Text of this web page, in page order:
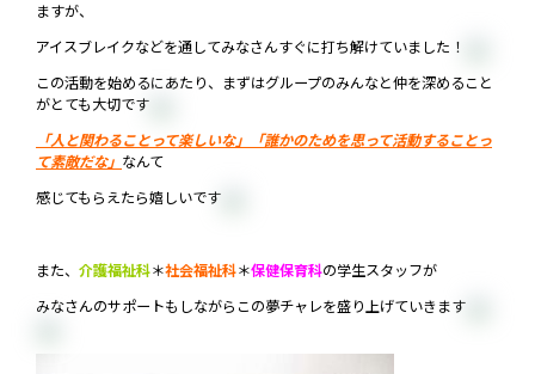
ますが、
アイスブレイクなどを通してみなさんすぐに打ち解けていました！
この活動を始めるにあたり、まずはグループのみんなと仲を深めること
がとても大切です
「人と関わることって楽しいな」「誰かのためを思って活動することっ
て素敵だな」 なんて
感じてもらえたら嬉しいです
また、 介護福祉科＊社会福祉科＊保健保育科の学生スタッフが
みなさんのサポートもしながらこの夢チャレを盛り上げていきます